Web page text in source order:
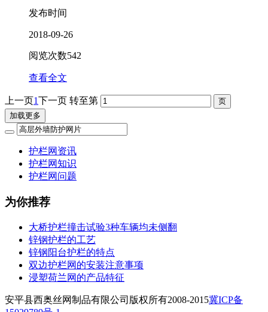
发布时间
2018-09-26
阅览次数542
查看全文
上一页1下一页 转至第
加载更多
护栏网资讯
护栏网知识
护栏网问题
为你推荐
大桥护栏撞击试验3种车辆均未侧翻
锌钢护栏的工艺
锌钢阳台护栏的特点
双边护栏网的安装注意事项
浸塑荷兰网的产品特征
安平县西奥丝网制品有限公司版权所有2008-2015冀ICP备